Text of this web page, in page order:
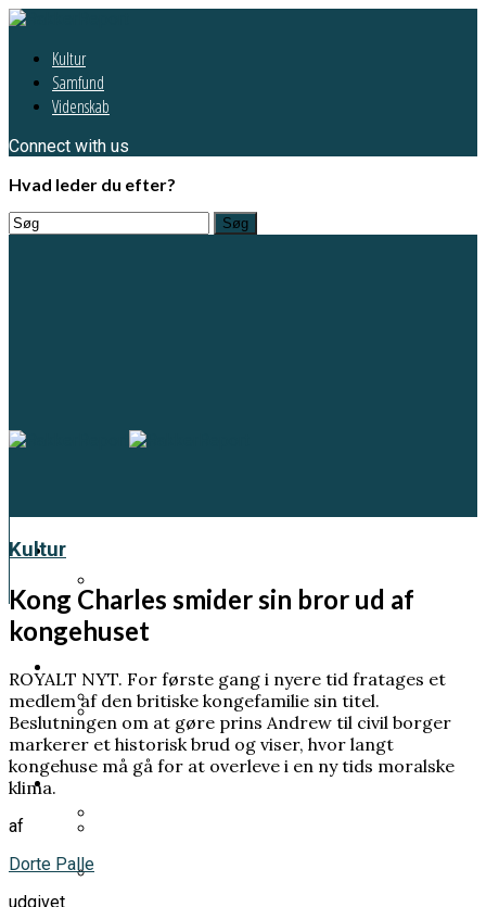
Kultur
Samfund
Videnskab
Connect with us
Hvad leder du efter?
Kultur
Et genfærd fra 1918 skal fortælle os en
Prins Andrew planlægger sin egen
Pia Kjærsgaard forlod sit parti og tog
mandatet med sig
Videnskab
Kultur
Kong Charles smider sin bror ud af
kongehuset
ROYALT NYT. For første gang i nyere tid fratages et
medlem af den britiske kongefamilie sin titel.
Beslutningen om at gøre prins Andrew til civil borger
markerer et historisk brud og viser, hvor langt
kongehuse må gå for at overleve i en ny tids moralske
klima.
af
Dorte Palle
udgivet